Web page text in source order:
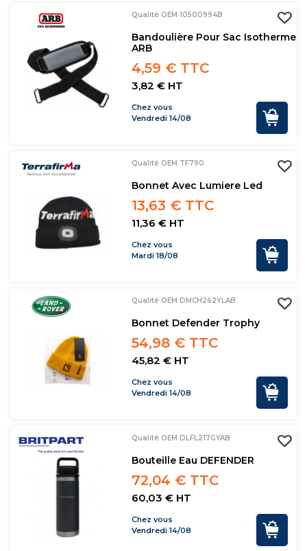
Qualité OEM 10500994B
Bandoulière Pour Sac Isotherme
ARB
4,59 € TTC
3,82 € HT
Chez vous
Vendredi 14/08
Qualité OEM TF790
Bonnet Avec Lumiere Led
13,63 € TTC
11,36 € HT
Chez vous
Mardi 18/08
Qualité OEM DMCH262YLAB
Bonnet Defender Trophy
54,98 € TTC
45,82 € HT
Chez vous
Vendredi 14/08
Qualité OEM DLFL217GYAB
Bouteille Eau DEFENDER
72,04 € TTC
60,03 € HT
Chez vous
Vendredi 14/08